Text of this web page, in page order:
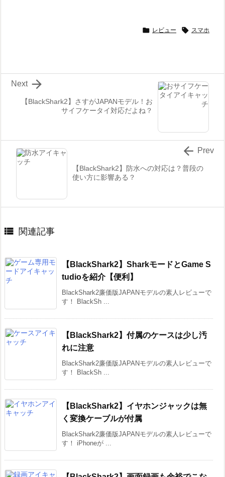
 レビュー  スマホ
【BlackShark2】さすがJAPANモデル！お
サイフケータイ対応だよね？

Next
【BlackShark2】防水への対応は？普段の
使い方に影響ある？
 Prev
 関連記事
【BlackShark2】SharkモードとGame S
tudioを紹介【便利】
BlackShark2廉価版JAPANモデルの素人レビューで
す！ BlackSh ...
【BlackShark2】付属のケースは少し汚
れに注意
BlackShark2廉価版JAPANモデルの素人レビューで
す！ BlackSh ...
【BlackShark2】イヤホンジャックは無
く変換ケーブルが付属
BlackShark2廉価版JAPANモデルの素人レビューで
す！ iPhoneが ...